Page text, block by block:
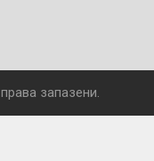
запазени.